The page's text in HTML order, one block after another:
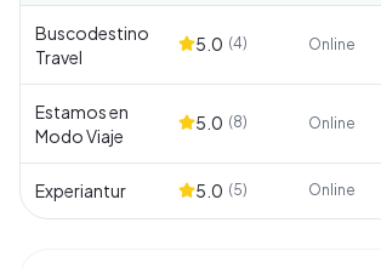
Buscodestino
Travel
5.0 (4) Online
Estamos en
Modo Viaje
5.0 (8) Online
Experiantur 5.0 (5) Online